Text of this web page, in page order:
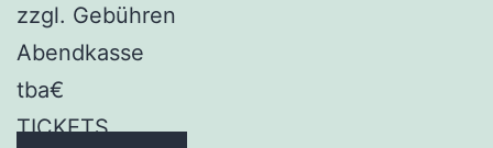
zzgl. Gebühren
Abendkasse
tba€
TICKETS